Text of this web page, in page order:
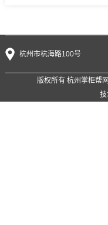
杭州市杭海路100号
版权所有 杭州掌柜帮
技